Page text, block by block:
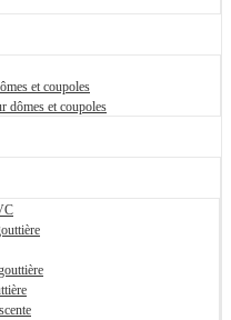
et coupoles
dômes et coupoles